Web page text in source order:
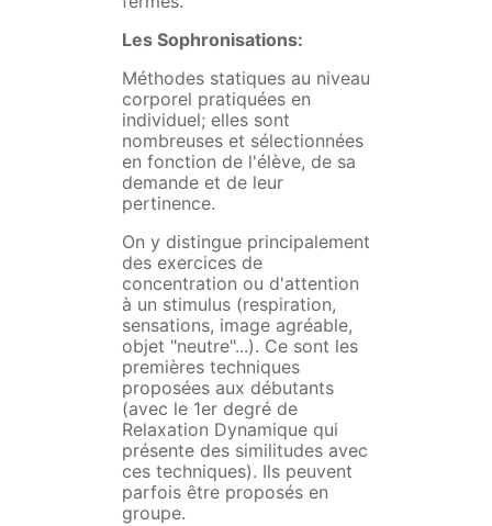
Les Sophronisations:
Méthodes statiques au niveau
corporel pratiquées en
individuel; elles sont
nombreuses et sélectionnées
en fonction de l'élève, de sa
demande et de leur
pertinence.
On y distingue principalement
des exercices de
concentration ou d'attention
à un stimulus (respiration,
sensations, image agréable,
objet "neutre"...). Ce sont les
premières techniques
proposées aux débutants
(avec le 1er degré de
Relaxation Dynamique qui
présente des similitudes avec
ces techniques). Ils peuvent
parfois être proposés en
groupe.